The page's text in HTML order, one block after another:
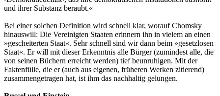
und ihrer Substanz beraubt.«
Bei einer solchen Definition wird schnell klar, worauf Chomsky
hinauswill: Die Vereinigten Staaten erinnern ihn in vielem an einen
»gescheiterten Staat«. Sehr schnell sind wir dann beim »gesetzlosen
Staat«. Er will mit dieser Erkenntnis alle Bürger (zumindest alle, die
von seinen Büchern erreicht werden) tief beunruhigen. Mit der
Faktenfülle, die er (auch aus eigenen, früheren Werken zitierend)
zusammengetragen hat, ist ihm das nachhaltig gelungen.